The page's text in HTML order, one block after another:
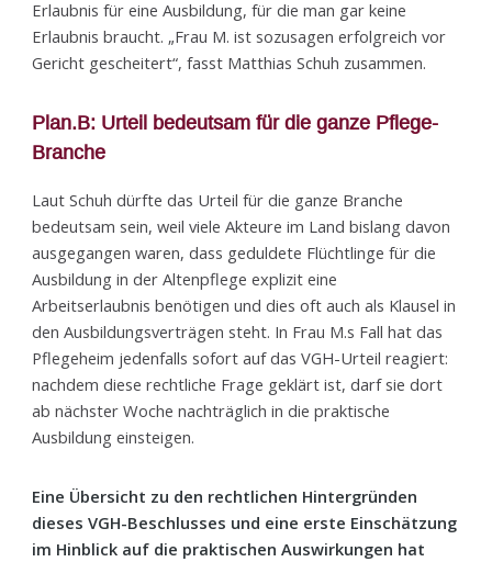
Erlaubnis für eine Ausbildung, für die man gar keine
Erlaubnis braucht. „Frau M. ist sozusagen erfolg­reich vor
Gericht gescheitert“, fasst Matthias Schuh zusammen.
Plan.B: Urteil bedeutsam für die ganze Pflege-
Branche
Laut Schuh dürfte das Urteil für die ganze Branche
bedeutsam sein, weil viele Akteure im Land bislang davon
ausgegangen waren, dass geduldete Flüchtlinge für die
Ausbildung in der Altenpflege explizit eine
Arbeitserlaubnis benötigen und dies oft auch als Klausel in
den Ausbildungsverträgen steht. In Frau M.s Fall hat das
Pflegeheim jedenfalls sofort auf das VGH-Urteil reagiert:
nachdem diese rechtliche Frage geklärt ist, darf sie dort
ab nächster Woche nachträglich in die praktische
Ausbildung einsteigen.
Eine Übersicht zu den rechtlichen Hintergründen
dieses VGH-Beschlusses und eine erste Einschätzung
im Hinblick auf die praktischen Auswirkungen hat